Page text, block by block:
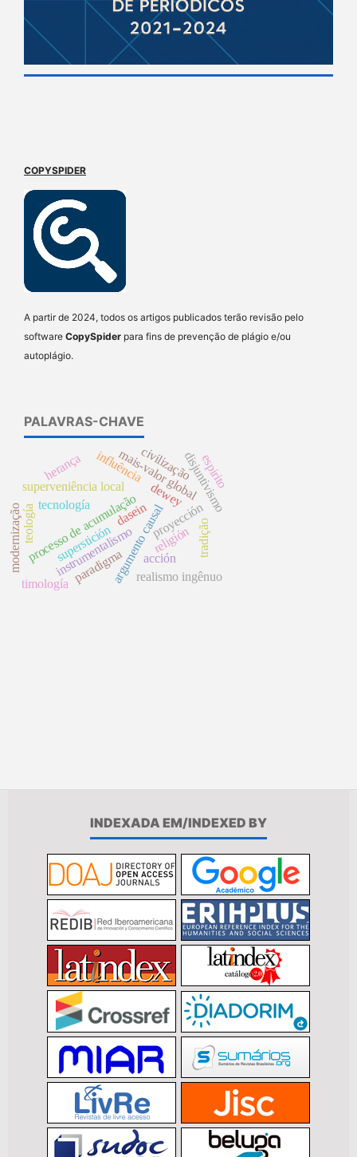
COPYSPIDER
A partir de 2024, todos os artigos publicados terão revisão pelo
software CopySpider para fins de prevenção de plágio e/ou
autoplágio.
PALAVRAS-CHAVE
argumento causal
superstición
proyección
processo de acumulação
mais-valor global
superveniência local disjuntivismo
religión
realismo ingênuo
tecnología
instrumentalismo
dewey
teología
espirito
influência
dasein
herança
modernização tradição
timología
acción
civilização
paradigma
INDEXADA EM/INDEXED BY